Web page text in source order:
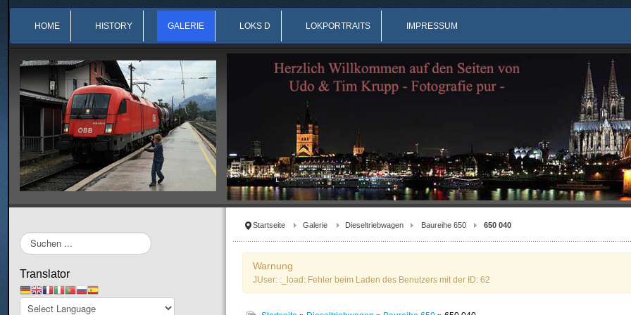
HOME HISTORY GALERIE LOKS D LOKPORTRAITS IMPRESSUM
Startseite Galerie Dieseltriebwagen Baureihe 650 650 040
Warnung
JUser: :_load: Fehler beim Laden des Benutzers mit der ID: 62
Suchen
...
Translator